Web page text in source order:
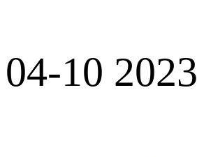
04-10 2023